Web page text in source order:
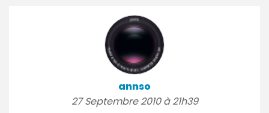
annso
27 Septembre 2010 à 21h39